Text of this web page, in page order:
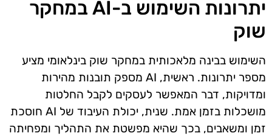
יתרונות השימוש ב-AI במחקר
שוק
השימוש בבינה מלאכותית במחקר שוק בינלאומי מציע
מספר יתרונות. ראשית, AI מספק תובנות מהירות
ומדויקות, דבר המאפשר לעסקים לקבל החלטות
מושכלות בזמן אמת. שנית, יכולת העיבוד של AI חוסכת
זמן ומשאבים, בכך שהיא מפשטת את התהליך ומפחיתה